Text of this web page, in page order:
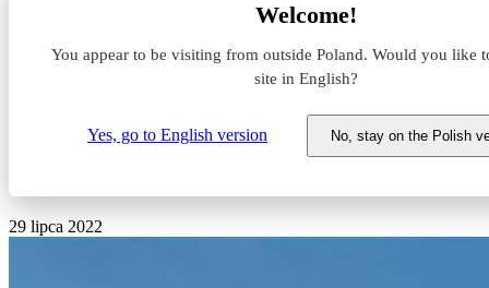
Welcome!
You appear to be visiting from outside Poland. Would you like
site in English?
Yes, go to English version No, stay on the Polish
Kontri rośnie w Białymstoku. Centrum logistyczne dla e-
Kontri rośnie w Białymstoku.
Centrum logistyczne dla e-
29 lipca 2022